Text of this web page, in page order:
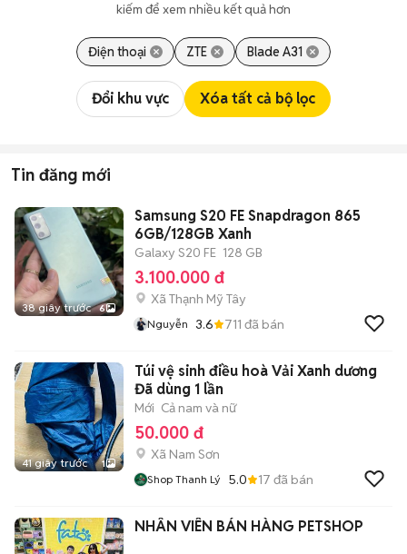
kiếm để xem nhiều kết quả hơn
Điện thoại ZTE Blade A31
Đổi khu vực Xóa tất cả bộ lọc
Tin đăng mới
38 giây trước 6
Samsung S20 FE Snapdragon 865
6GB/128GB Xanh
Galaxy S20 FE 128 GB
3.100.000 đ
Xã Thạnh Mỹ Tây
Nguyễn 3.6 711 đã bán
41 giây trước 1
Túi vệ sinh điều hoà Vải Xanh dương
Đã dùng 1 lần
Mới Cả nam và nữ
50.000 đ
Xã Nam Sơn
Shop Thanh Lý 5.0 17 đã bán
NHÂN VIÊN BÁN HÀNG PETSHOP